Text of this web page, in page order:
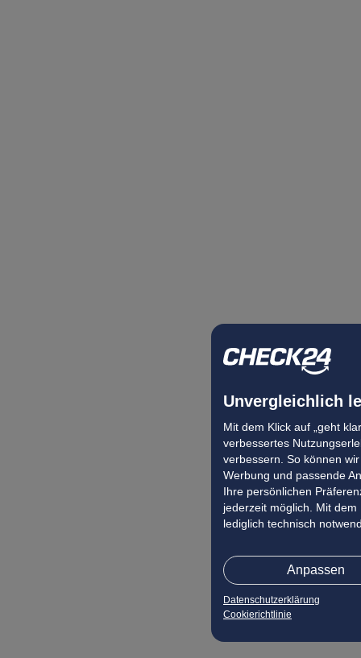
Unvergleichlich
Mit dem Klick auf „geht
verbessertes
verbessern. So können
Werbung und passende
Ihre persönlichen
jederzeit möglich. Mit dem
lediglich technisch
Anpassen
Datenschutzerklärung
Cookierichtlinie